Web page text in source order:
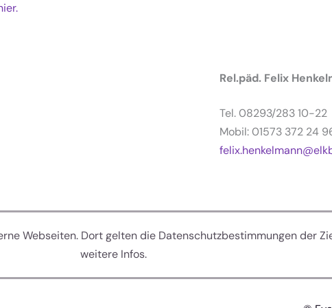
Rel.päd. Felix
Tel. 08293/283 10-22
Mobil: 01573 372 24
Webseiten. Dort gelten die Datenschutzbestimmungen der
weitere Infos.